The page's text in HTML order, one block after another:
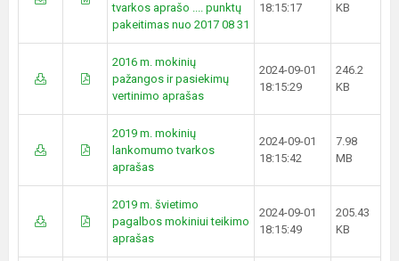
tvarkos aprašo .... punktų
pakeitimas nuo 2017 08 31
18:15:17
KB
2016 m. mokinių
pažangos ir pasiekimų
vertinimo aprašas
2024-09-01
18:15:29
246.2
KB
2019 m. mokinių
lankomumo tvarkos
aprašas
2024-09-01
18:15:42
7.98
MB
2019 m. švietimo
pagalbos mokiniui teikimo
aprašas
2024-09-01
18:15:49
205.43
KB